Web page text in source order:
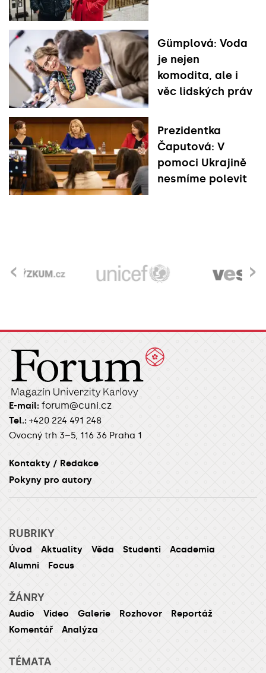
Gümplová: Voda
je nejen
komodita, ale i
věc lidských práv
Prezidentka
Čaputová: V
pomoci Ukrajině
nesmíme polevit
›
‹
E-mail: forum@cuni.cz
Tel.: +420 224 491 248
Ovocný trh 3–5, 116 36 Praha 1
Kontakty / Redakce
Pokyny pro autory
RUBRIKY
Úvod Aktuality Věda Studenti
Academia
Alumni
Focus
ŽÁNRY
Audio Video Galerie Rozhovor
Reportáž
Komentář
Analýza
TÉMATA